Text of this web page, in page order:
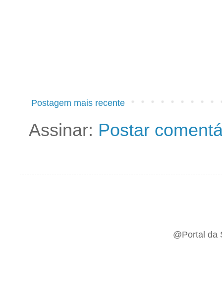
Postagem mais recente
Assinar: Postar
@Portal da